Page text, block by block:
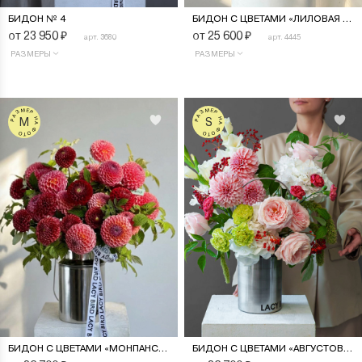
БИДОН № 4
от 23 950₽ арт. 3680
РАЗМЕРЫ
БИДОН С ЦВЕТАМИ «ЛИЛОВАЯ ФАНТАЗИЯ»
от 25 600₽ арт. 4445
РАЗМЕРЫ
РАЗМЕР НА ФОТО
M
БИДОН С ЦВЕТАМИ «МОНПАНСЬЕ»
РАЗМЕР НА ФОТО
S
БИДОН С ЦВЕТАМИ «АВГУСТОВСКИЙ САД»